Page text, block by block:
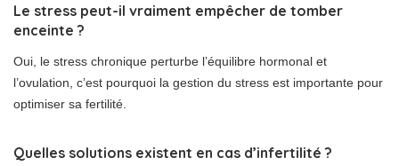
Le stress peut-il vraiment empêcher de tomber
enceinte ?
Oui, le stress chronique perturbe l’équilibre hormonal et
l’ovulation, c’est pourquoi la gestion du stress est importante pour
optimiser sa fertilité.
Quelles solutions existent en cas d’infertilité ?